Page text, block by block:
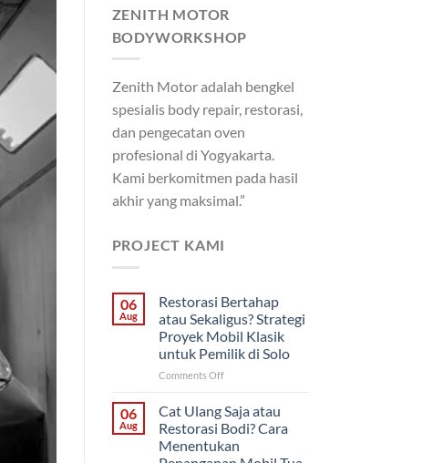
ZENITH MOTOR
BODYWORKSHOP
Zenith Motor adalah bengkel
spesialis body repair, restorasi,
dan pengecatan oven
profesional di Yogyakarta.
Kami berkomitmen pada hasil
akhir yang maksimal.”
PROJECT KAMI
06
Aug
Restorasi Bertahap
atau Sekaligus? Strategi
Proyek Mobil Klasik
untuk Pemilik di Solo
Comments Offon
Bertahap
atau
Sekaligus?
Strategi
06
Aug
Cat Ulang Saja atau
Restorasi Bodi? Cara
Menentukan